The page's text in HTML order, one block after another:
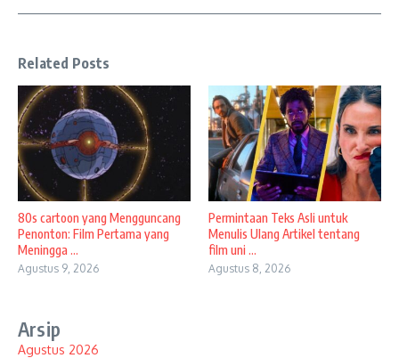
Related Posts
80s cartoon yang Mengguncang
Penonton: Film Pertama yang
Meningga ...
Agustus 9, 2026
Permintaan Teks Asli untuk
Menulis Ulang Artikel tentang
film uni ...
Agustus 8, 2026
Arsip
Agustus 2026